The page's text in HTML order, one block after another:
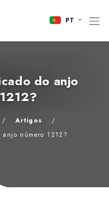
PT
/ Artigos
/
número 1212?